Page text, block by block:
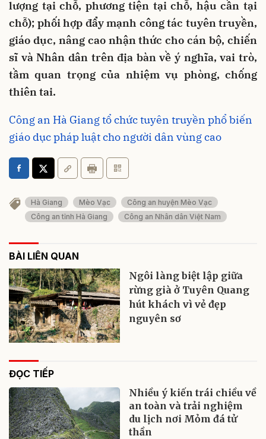
lượng tại chỗ, phương tiện tại chỗ, hậu cần tại
chỗ); phối hợp đẩy mạnh công tác tuyên truyền,
giáo dục, nâng cao nhận thức cho cán bộ, chiến
sĩ và Nhân dân trên địa bàn về ý nghĩa, vai trò,
tầm quan trọng của nhiệm vụ phòng, chống
thiên tai.
Công an Hà Giang tổ chức tuyên truyền phổ biến
giáo dục pháp luật cho người dân vùng cao
Hà Giang Mèo Vạc
Công an huyện Mèo Vạc
Công an tỉnh Hà Giang
Công an Nhân dân Việt Nam
BÀI LIÊN QUAN
Ngôi làng biệt lập giữa
rừng già ở Tuyên Quang
hút khách vì vẻ đẹp
nguyên sơ
ĐỌC TIẾP
Nhiều ý kiến trái chiều về
an toàn và trải nghiệm
du lịch nơi Mỏm đá tử
thần